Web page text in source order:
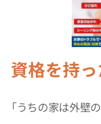
資格を持
「うちの家は外壁